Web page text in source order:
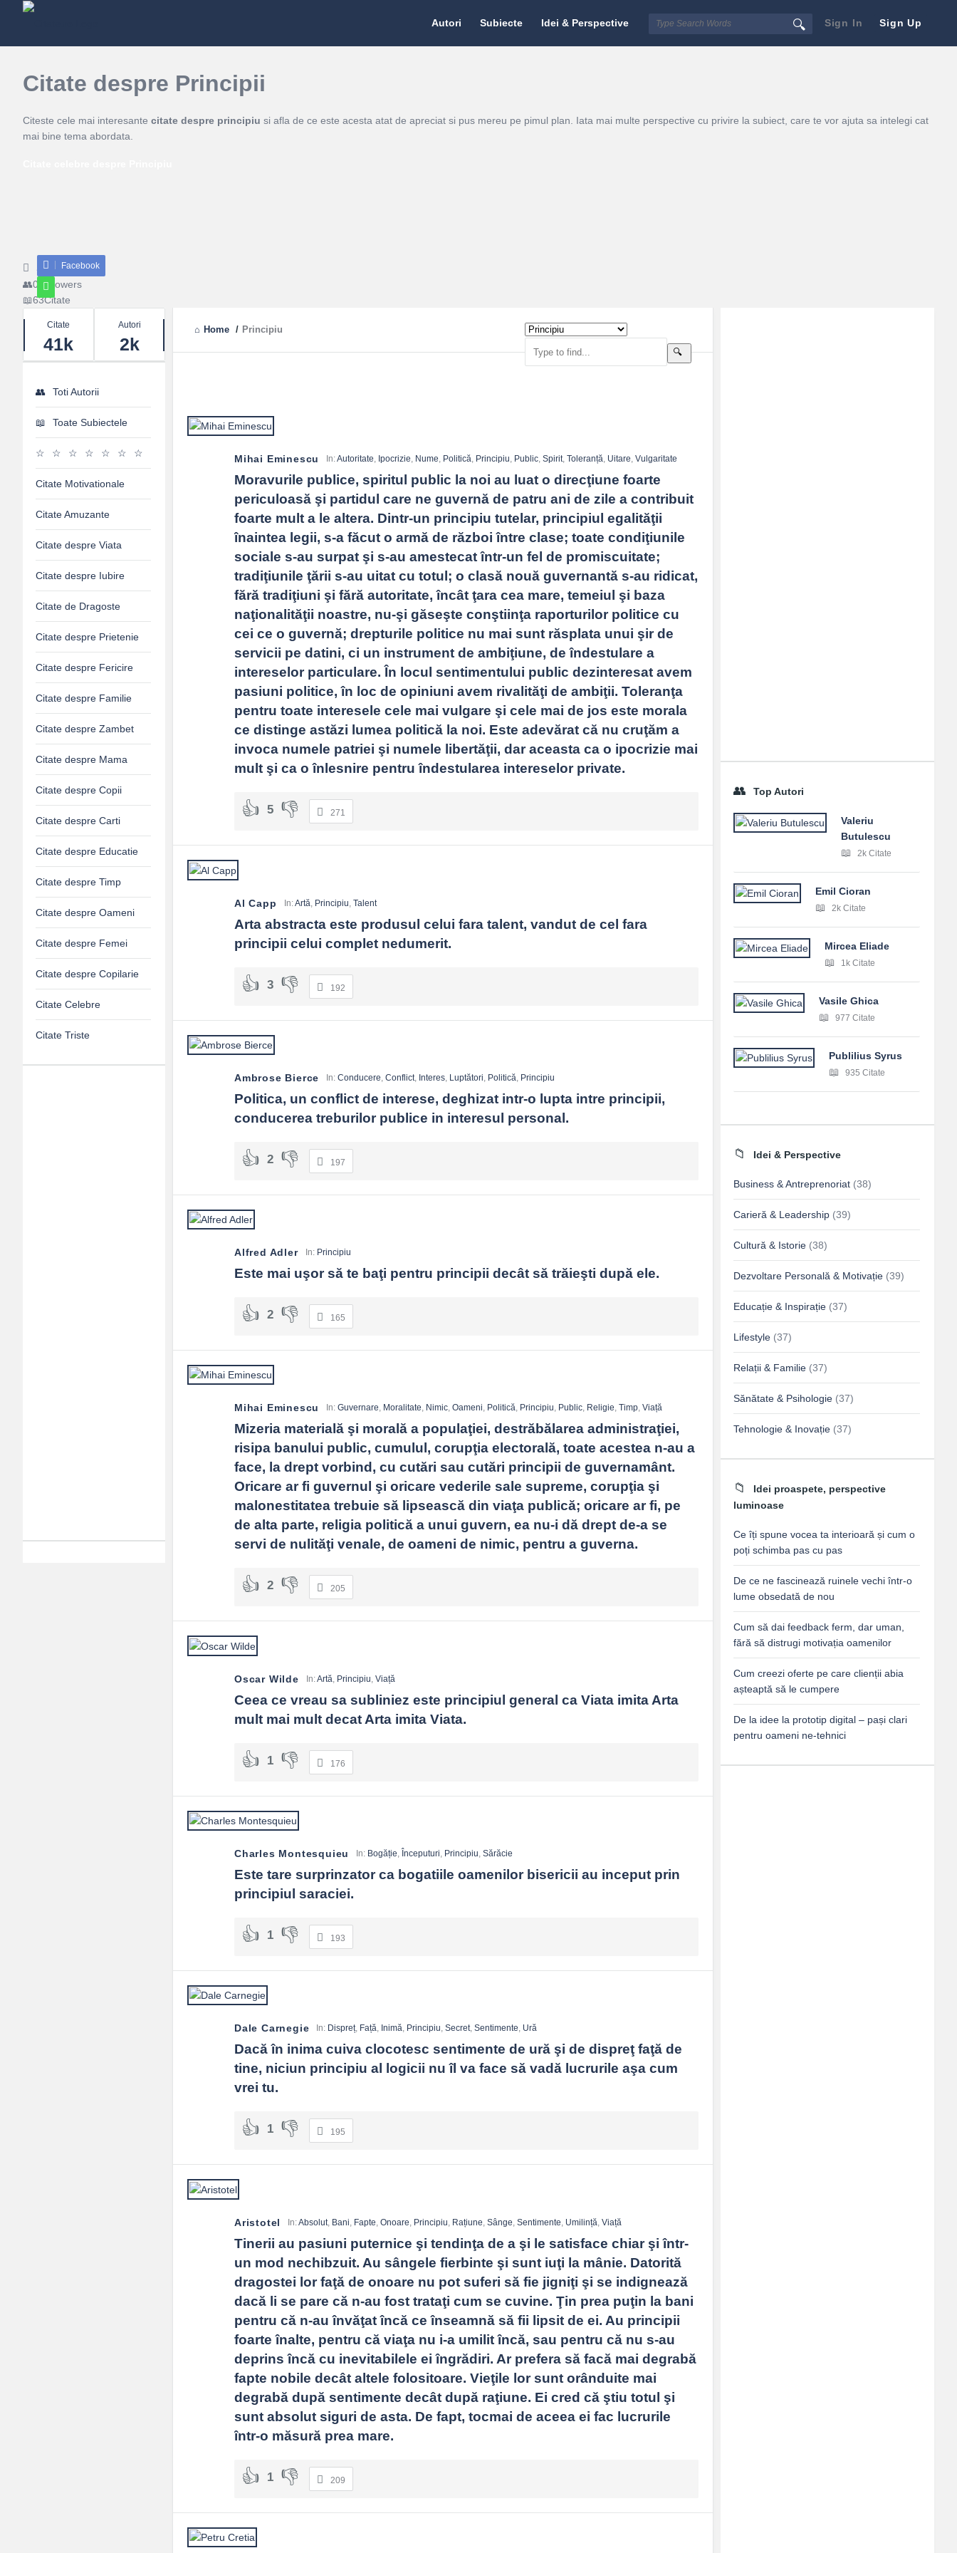
Sign In Sign Up
Citate.ro
Autori Subiecte Idei & Perspective
Citate despre Principii
Citeste cele mai interesante citate despre principiu si afla de ce este acesta atat de apreciat si pus mereu pe pimul plan. Iata mai multe perspective cu privire la subiect, care te vor ajuta sa intelegi cat
mai bine tema abordata.
Share Facebook
0 Followers
63Citate
Home / Principiu
Mihai Eminescu In:Autoritate, Ipocrizie, Nume, Politică, Principiu, Public,Spirit,Toleranță, Uitare,Vulgaritate
Moravurile publice, spiritul public la noi au luat o direcţiune foarte
periculoasă şi partidul care ne guvernă de patru ani de zile a contribuit
foarte mult a le altera. Dintr-un principiu tutelar, principiul egalităţii
înaintea legii, s-a făcut o armă de război între clase; toate condiţiunile
sociale s-au surpat şi s-au amestecat într-un fel de promiscuitate;
tradiţiunile ţării s-au uitat cu totul; o clasă nouă guvernantă s-au ridicat,
fără tradiţiuni şi fără autoritate, încât ţara cea mare, temeiul şi baza
naţionalităţii noastre, nu-şi găseşte conştiinţa raporturilor politice cu
cei ce o guvernă; drepturile politice nu mai sunt răsplata unui şir de
servicii pe datini, ci un instrument de ambiţiune, de îndestulare a
intereselor particulare. În locul sentimentului public dezinteresat avem
pasiuni politice, în loc de opiniuni avem rivalităţi de ambiţii. Toleranţa
pentru toate interesele cele mai vulgare şi cele mai de jos este morala
ce distinge astăzi lumea politică la noi. Este adevărat că nu cruţăm a
invoca numele patriei şi numele libertăţii, dar aceasta ca o ipocrizie mai
mult şi ca o înlesnire pentru îndestularea intereselor private.
5 271
Al Capp In:Artă Principiu Talent
Arta abstracta este produsul celui fara talent, vandut de cel fara
principii celui complet nedumerit.
3 192
Ambrose Bierce In:Conducere,Conflict, Interes, Luptători, Politică, Principiu
Politica, un conflict de interese, deghizat intr-o lupta intre principii,
conducerea treburilor publice in interesul personal.
2 197
Alfred Adler In: Principiu
Este mai uşor să te baţi pentru principii decât să trăieşti după ele.
2 165
Mihai Eminescu In:Guvernare, Moralitate, Nimic,Oameni, Politică, Principiu, Public, Religie,Timp,Viață
Mizeria materială şi morală a populaţiei, destrăbălarea administraţiei,
risipa banului public, cumulul, corupţia electorală, toate acestea n-au a
face, la drept vorbind, cu cutări sau cutări principii de guvernamânt.
Oricare ar fi guvernul şi oricare vederile sale supreme, corupţia şi
malonestitatea trebuie să lipsească din viaţa publică; oricare ar fi, pe
de alta parte, religia politică a unui guvern, ea nu-i dă drept de-a se
servi de nulităţi venale, de oameni de nimic, pentru a guverna.
2 205
Oscar Wilde In:Artă Principiu Viață
Ceea ce vreau sa subliniez este principiul general ca Viata imita Arta
mult mai mult decat Arta imita Viata.
1 176
Charles Montesquieu In: Bogăție, Începuturi, Principiu,Sărăcie
Este tare surprinzator ca bogatiile oamenilor bisericii au inceput prin
principiul saraciei.
1 193
Dale Carnegie In: Dispreț, Față, Inimă, Principiu,Secret,Sentimente, Ură
Dacă în inima cuiva clocotesc sentimente de ură şi de dispreţ faţă de
tine, niciun principiu al logicii nu îl va face să vadă lucrurile aşa cum
vrei tu.
1 195
Aristotel In:Absolut Bani Fapte ,Onoare Principiu Rațiune ,Sânge ,Sentimente Umilință ,Viață
Tinerii au pasiuni puternice şi tendinţa de a şi le satisface chiar şi într-
un mod nechibzuit. Au sângele fierbinte şi sunt iuţi la mânie. Datorită
dragostei lor faţă de onoare nu pot suferi să fie jigniţi şi se indignează
dacă li se pare că n-au fost trataţi cum se cuvine. Ţin prea puţin la bani
pentru că n-au învăţat încă ce înseamnă să fii lipsit de ei. Au principii
foarte înalte, pentru că viaţa nu i-a umilit încă, sau pentru că nu s-au
deprins încă cu inevitabilele ei îngrădiri. Ar prefera să facă mai degrabă
fapte nobile decât altele folositoare. Vieţile lor sunt orânduite mai
degrabă după sentimente decât după raţiune. Ei cred că ştiu totul şi
sunt absolut siguri de asta. De fapt, tocmai de aceea ei fac lucrurile
într-o măsură prea mare.
1 209
Top Autori
Valeriu
Butulescu
2k Citate
Emil Cioran
2k Citate
Mircea Eliade
1k Citate
Vasile Ghica
977 Citate
Publilius Syrus
935 Citate
Idei & Perspective
Business & Antreprenoriat (38)
Carieră & Leadership (39)
Cultură & Istorie (38)
Dezvoltare Personală & Motivație (39)
Educație & Inspirație (37)
Lifestyle (37)
Relații & Familie (37)
Sănătate & Psihologie (37)
Tehnologie & Inovație (37)
Idei proaspete, perspective
luminoase
Ce îți spune vocea ta interioară și cum o
poți schimba pas cu pas
De ce ne fascinează ruinele vechi într-o
lume obsedată de nou
Cum să dai feedback ferm, dar uman,
fără să distrugi motivația oamenilor
Cum creezi oferte pe care clienții abia
așteaptă să le cumpere
De la idee la prototip digital – pași clari
pentru oameni ne-tehnici
Stats
Citate
41k
Autori
2k
Toti Autorii
Toate Subiectele
Citate Motivationale
Citate Amuzante
Citate despre Viata
Citate despre Iubire
Citate de Dragoste
Citate despre Prietenie
Citate despre Fericire
Citate despre Familie
Citate despre Zambet
Citate despre Mama
Citate despre Copii
Citate despre Carti
Citate despre Educatie
Citate despre Timp
Citate despre Oameni
Citate despre Femei
Citate despre Copilarie
Citate Celebre
Citate Triste